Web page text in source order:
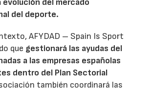
del deporte.
AFYDAD – Spain Is Sport
que gestionará las ayudas del
a las empresas españolas
dentro del Plan Sectorial
también coordinará las